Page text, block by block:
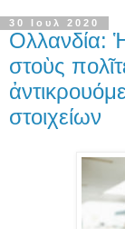
30 Ιουλ 2020
Oλλανδία:
στοὺς
στοιχείων